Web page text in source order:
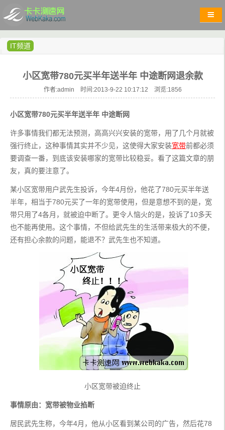
IT频道
小区宽带780元买半年送半年 中途断网退余款
作者:admin 时间:2013-9-22 10:17:12 浏览:1856
小区宽带780元买半年送半年 中途断网
许多事情我们都无法预测，高高兴兴安装的宽带，用了几个月就被
强行终止，这种事情其实并不少见，这使得大家安装宽带前都必须
要调查一番，到底该安装哪家的宽带比较稳妥。看了这篇文章的朋
友，真的要注意了。
某小区宽带用户武先生投诉，今年4月份，他花了780元买半年送
半年，相当于780元买了一年的宽带使用，但是意想不到的是，宽
带只用了4各月，就被迫中断了。更令人恼火的是，投诉了10多天
也不能再使用。这个事情，不但给武先生的生活带来极大的不便，
还有担心余款的问题，能退不？武先生也不知道。
小区宽带被迫终止
事情原由：宽带被物业掐断
居民武先生称，今年4月，他从小区看到某公司的广告，然后花78